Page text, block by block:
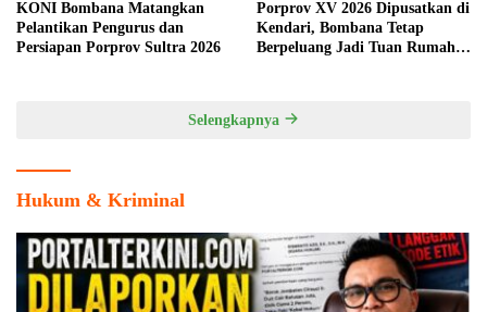
KONI Bombana Matangkan
Pelantikan Pengurus dan
Persiapan Porprov Sultra 2026
Porprov XV 2026 Dipusatkan di
Kendari, Bombana Tetap
Berpeluang Jadi Tuan Rumah
Selengkapnya
Hukum & Kriminal